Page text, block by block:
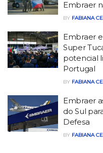
Embraer
BY FABIANA
Embraer
Super
potencial
Portugal
BY FABIANA
Embraer
do Sul
Defesa
BY FABIANA